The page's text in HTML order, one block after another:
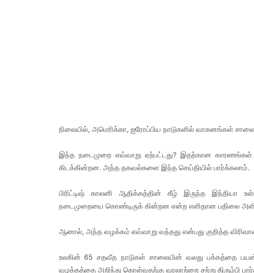
நிலையில், அமெரிக்கா, ஐரோப்பிய நாடுகளில் வாகனங்கள்
இந்த நடைமுறை எவ்வாறு ஏற்பட்டது? இதற்கான
கிடக்கின்றன. அந்த தகவல்களை இந்த செய்தியில் பார்க்கலாம்.
பிரிட்டிஷ் காலனி ஆதிக்கத்தின் கீழ் இருந்த இந்தியா
நடைமுறையை கொண்டிருக் கின்றன என்ற எளிதான பதிலை
ஆனால், அந்த வழக்கம் எவ்வாறு வந்தது என்பது குறித்த
உலகின் 65 சதவீத நாடுகள் சாலையின் வலது பக்கத்தை
வழக்கத்தை அறிந்து கொள்வதற்கு வரலாற்றை சற்று திரும்பி